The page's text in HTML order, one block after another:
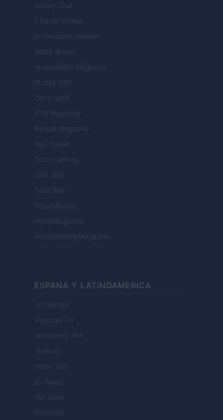
Luxury Club
Il Calcio Online
Professione mamma
World Music
Investimenti Magazine
Money 365
Zona Nerd
B2B Magazine
People Magazine
Day Travel
Tutto Gaming
ESG 365
Food Wiki
FuturoDonna
HomeMagazine
SecondHomeMagazine
ESPANA Y LATINOAMERICA
Actualidad
Finanzas 24
Investindo 365
Think.es
Viajar 365
ES Newz
Pet Story
Encocina